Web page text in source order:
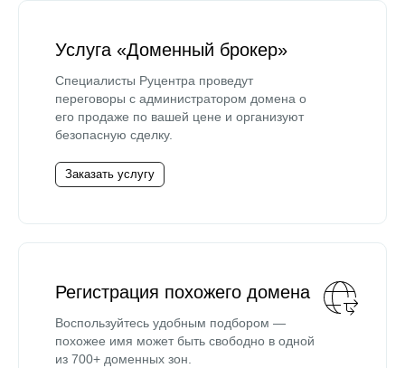
Услуга «Доменный брокер»
Специалисты Руцентра проведут
переговоры с администратором домена о
его продаже по вашей цене и организуют
безопасную сделку.
Заказать услугу
Регистрация похожего домена
Воспользуйтесь удобным подбором —
похожее имя может быть свободно в одной
из 700+ доменных зон.